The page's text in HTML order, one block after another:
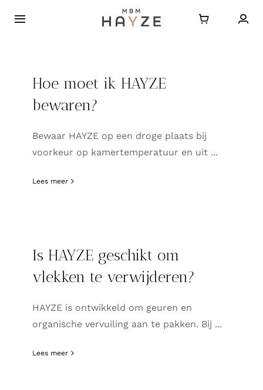
naarToggle
Over HAYZE
Hoe moet ik HAYZE
bewaren?
Bewaar HAYZE op een droge plaats bij
voorkeur op kamertemperatuur en uit ...
Lees meer
Is HAYZE geschikt om
vlekken te verwijderen?
HAYZE is ontwikkeld om geuren en
organische vervuiling aan te pakken. Bij ...
Lees meer